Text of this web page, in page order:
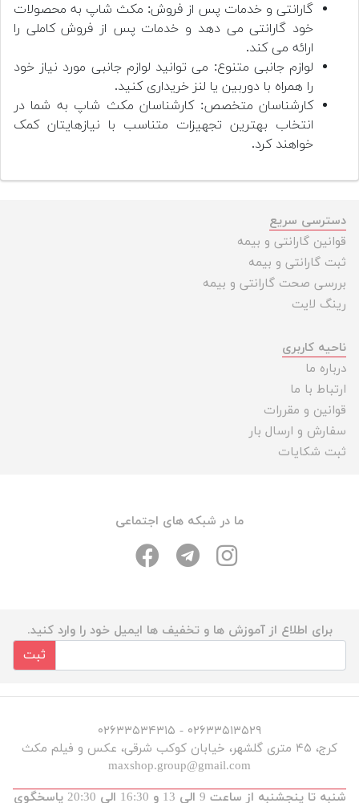
گارانتی و خدمات پس از فروش: مکث شاپ به محصولات
خود گارانتی می دهد و خدمات پس از فروش کاملی را
ارائه می کند.
لوازم جانبی متنوع: می توانید لوازم جانبی مورد نیاز خود
را همراه با دوربین یا لنز خریداری کنید.
کارشناسان متخصص: کارشناسان مکث شاپ به شما در
انتخاب بهترین تجهیزات متناسب با نیازهایتان کمک
خواهند کرد.
دسترسی سریع
قوانین گارانتی و بیمه
ثبت گارانتی و بیمه
بررسی صحت گارانتی و بیمه
رینگ لایت
ناحیه کاربری
درباره ما
ارتباط با ما
قوانین و مقررات
سفارش و ارسال بار
ثبت شکایات
ما در شبکه های اجتماعی
برای اطلاع از آموزش ها و تخفیف ها ایمیل خود را وارد کنید.
ثبت
۰۲۶۳۳۵۱۳۵۲۹ - ۰۲۶۳۳۵۳۴۳۱۵
کرج، ۴۵ متری گلشهر، خیابان کوکب شرقی، عکس و فیلم مکث
maxshop.group@gmail.com
شنبه تا پنجشنبه از ساعت 9 الی 13 و 16:30 الی 20:30 پاسخگوی